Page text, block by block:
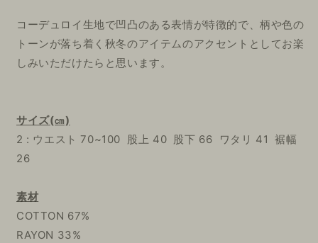
コーデュロイ生地で凹凸のある表情が特徴的で、柄や色の
トーンが落ち着く秋冬のアイテムのアクセントとしてお楽
しみいただけたらと思います。
サイズ(㎝)
2 : ウエスト 70~100 股上 40 股下 66 ワタリ 41 裾幅
26
素材
COTTON 67%
RAYON 33%